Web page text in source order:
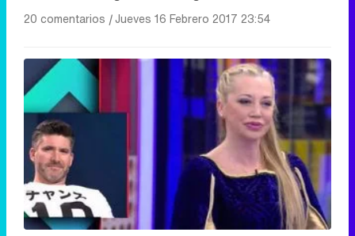
20 comentarios |Jueves 16 Febrero 2017 23:54